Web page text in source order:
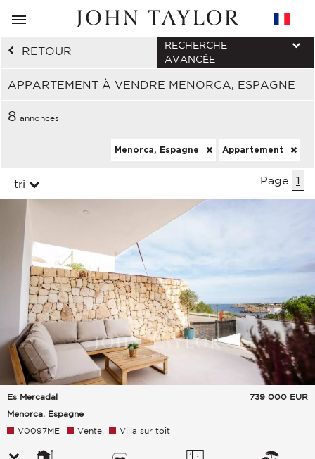
RETOUR
APPARTEMENT À VENDRE MENORCA, ESPAGNE
RECHERCHE
AVANCÉE
8 annonces
Menorca, Espagne Appartement
tri Page 1
Es Mercadal
Menorca, Espagne
739 000 EUR
V0097ME Vente Villa sur toit